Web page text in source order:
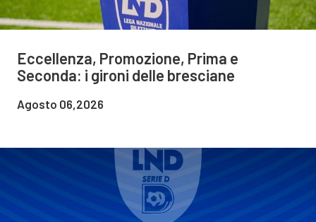
Eccellenza, Promozione, Prima e
Seconda: i gironi delle bresciane
Agosto 06,2026